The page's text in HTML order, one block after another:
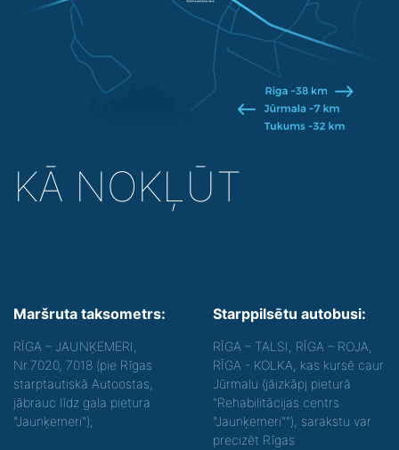
KĀ NOKĻŪT
Maršruta taksometrs:
RĪGA – JAUNĶEMERI,
Nr.7020, 7018 (pie Rīgas
starptautiskā Autoostas,
jābrauc līdz gala pietura
"Jaunķemeri");
Starppilsētu autobusi:
RĪGA – TALSI, RĪGA – ROJA,
RĪGA - KOLKA, kas kursē caur
Jūrmalu (jāizkāpj pieturā
"Rehabilitācijas centrs
"Jaunķemeri""), sarakstu var
precizēt Rīgas